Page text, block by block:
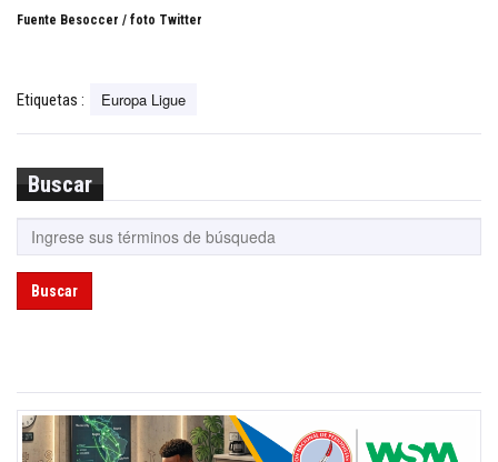
Fuente Besoccer / foto Twitter
Etiquetas : Europa Ligue
Buscar
Buscar